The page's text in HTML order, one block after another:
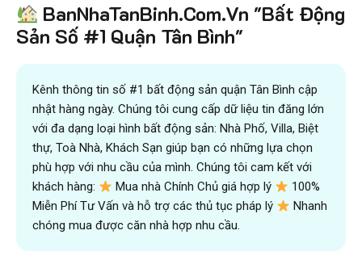
Tiết kiệmhơn 90% thời gian , mua bán được nhanh hơn
và kiếm được nhiều tiền hơn với sự trợ giúp đắc lực của
đội ngũ chuyên gia VICTORY REAL
Trên 10.500 Khách Hàng Đã Tìm Mua
Nhanh
BanNhaTanBinh.Com.Vn "Bất Động
Sản Số #1 Quận Tân Bình"
Kênh thông tin số #1 bất động sản quận Tân Bình cập
nhật hàng ngày. Chúng tôi cung cấp dữ liệu tin đăng lớn
với đa dạng loại hình bất động sản: Nhà Phố, Villa, Biệt
thự, Toà Nhà, Khách Sạn giúp bạn có những lựa chọn
phù hợp với nhu cầu của mình. Chúng tôi cam kết với
khách hàng:
Mua nhà Chính Chủ giá hợp lý
100%
Miễn Phí Tư Vấn và hỗ trợ các thủ tục pháp lý
Nhanh
chóng mua được căn nhà hợp nhu cầu.